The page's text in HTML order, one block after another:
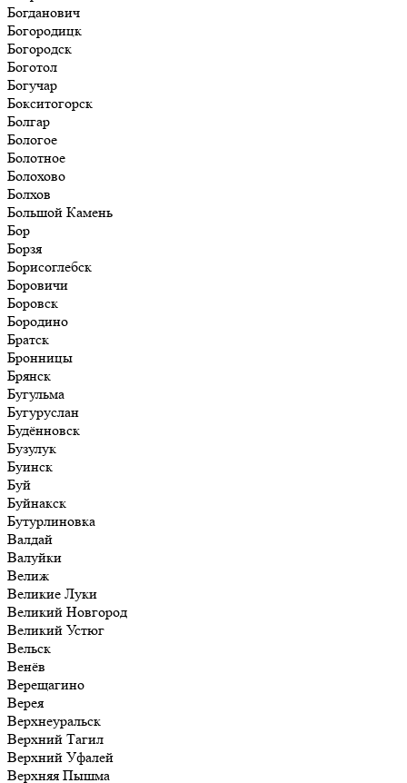
Богданович
Богородицк
Богородск
Боготол
Богучар
Бокситогорск
Болгар
Бологое
Болотное
Болохово
Болхов
Большой Камень
Бор
Борзя
Борисоглебск
Боровичи
Боровск
Бородино
Братск
Бронницы
Брянск
Бугульма
Бугуруслан
Будённовск
Бузулук
Буинск
Буй
Буйнакск
Бутурлиновка
Валдай
Валуйки
Велиж
Великие Луки
Великий Новгород
Великий Устюг
Вельск
Венёв
Верещагино
Верея
Верхнеуральск
Верхний Тагил
Верхний Уфалей
Верхняя Пышма